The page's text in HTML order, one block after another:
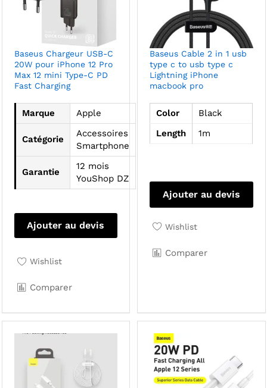
Baseus Chargeur USB-C
20W pour iPhone 12 Pro
Max 12 mini Type-C PD
Fast Charging
Marque Apple
Catégorie
Accessoires
Smartphone
Garantie
12 mois
YouShop DZ
Ajouter au devis
Wishlist
Comparer
Baseus Cable 2 in 1 usb
type c to usb type c
Lightning iPhone
macbook pro
Color
Black
Length
1m
Ajouter au devis
Wishlist
Comparer